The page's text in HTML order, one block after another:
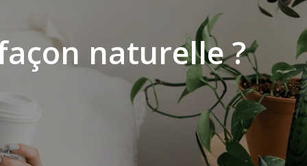
naturelle ?